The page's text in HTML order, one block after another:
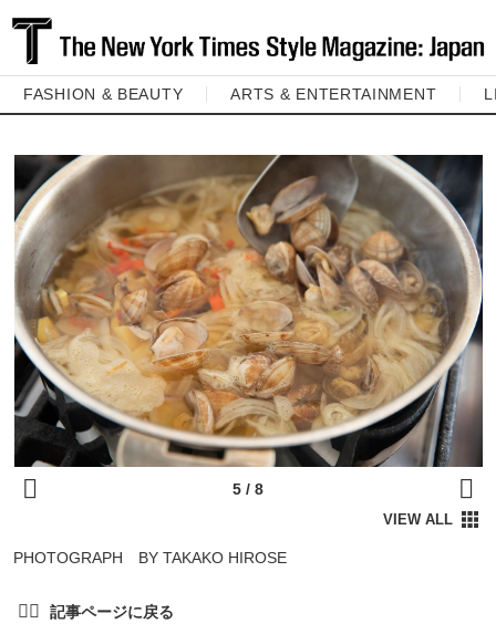
FASHION & BEAUTY ARTS & ENTERTAINMENT
PHOTOGRAPH BY TAKAKO HIROSE